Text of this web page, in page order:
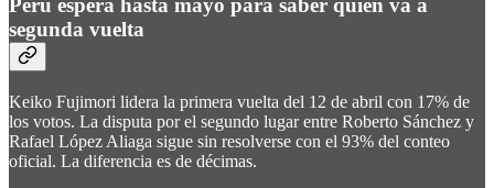
Perú espera hasta mayo para saber quién va a
segunda vuelta
Keiko Fujimori lidera la primera vuelta del 12 de abril con 17% de
los votos. La disputa por el segundo lugar entre Roberto Sánchez y
Rafael López Aliaga sigue sin resolverse con el 93% del conteo
oficial. La diferencia es de décimas.